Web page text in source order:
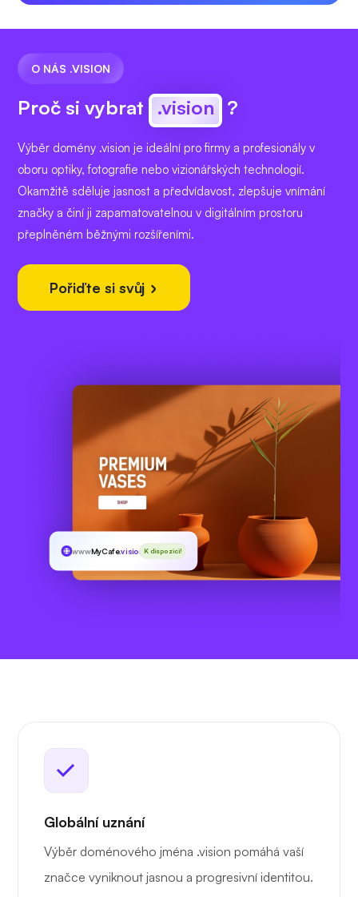
O NÁS .VISION
Proč si vybrat .vision ?
Výběr domény .vision je ideální pro firmy a profesionály v
oboru optiky, fotografie nebo vizionářských technologií.
Okamžitě sděluje jasnost a předvídavost, zlepšuje vnímání
značky a činí ji zapamatovatelnou v digitálním prostoru
přeplněném běžnými rozšířeními.
Pořiďte si svůj
wwwMyCafe.vision K dispozici!
Globální uznání
Výběr doménového jména .vision pomáhá vaší
značce vyniknout jasnou a progresivní identitou.